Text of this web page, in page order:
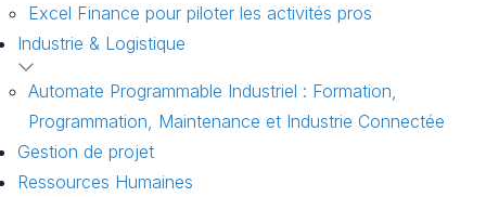
Excel Finance pour piloter les activités pros
Industrie & Logistique
Automate Programmable Industriel : Formation,
Programmation, Maintenance et Industrie Connectée
Gestion de projet
Ressources Humaines